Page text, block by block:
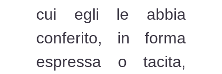
cui egli le abbia
conferito, in forma
espressa o tacita,